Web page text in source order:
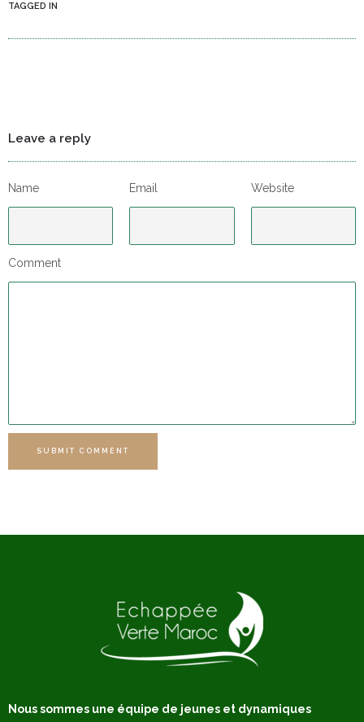
TAGGED IN
Leave a reply
Name Email Website
Comment
SUBMIT COMMENT
Nous sommes une équipe de jeunes et dynamiques